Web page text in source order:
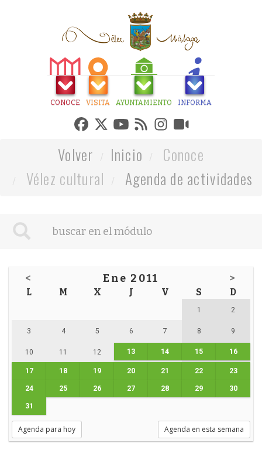
CONOCE VISITA AYUNTAMIENTO INFORMA
Volver Inicio
Conoce
Vélez cultural
Agenda de actividades
< Ene 2011 >
L M X J V S D
1 2
3 4 5 6 7 8 9
10 11 12 13 14 15 16
17 18 19 20 21 22 23
24 25 26 27 28 29 30
31
Agenda para hoy Agenda en esta semana